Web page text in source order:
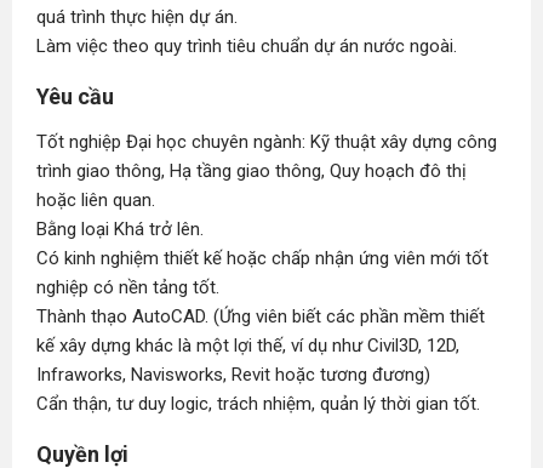
quá trình thực hiện dự án.
Làm việc theo quy trình tiêu chuẩn dự án nước ngoài.
Yêu cầu
Tốt nghiệp Đại học chuyên ngành: Kỹ thuật xây dựng công
trình giao thông, Hạ tầng giao thông, Quy hoạch đô thị
hoặc liên quan.
Bằng loại Khá trở lên.
Có kinh nghiệm thiết kế hoặc chấp nhận ứng viên mới tốt
nghiệp có nền tảng tốt.
Thành thạo AutoCAD. (Ứng viên biết các phần mềm thiết
kế xây dựng khác là một lợi thế, ví dụ như Civil3D, 12D,
Infraworks, Navisworks, Revit hoặc tương đương)
Cẩn thận, tư duy logic, trách nhiệm, quản lý thời gian tốt.
Quyền lợi